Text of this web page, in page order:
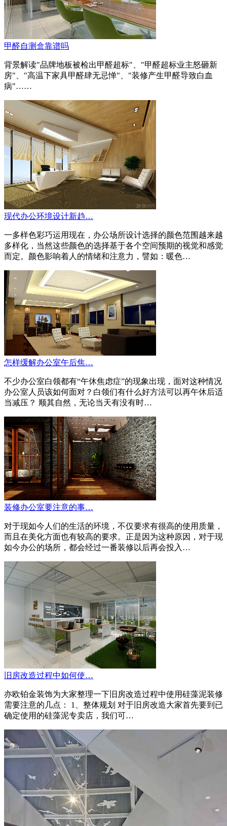
甲醛自测盒靠谱吗
背景解读"品牌地板被检出甲醛超标"、"甲醛超标业主怒砸新
房"、"高温下家具甲醛肆无忌惮"、"装修产生甲醛导致白血
病"……
现代办公环境设计新趋…
一多样色彩巧运用现在，办公场所设计选择的颜色范围越来越
多样化，当然这些颜色的选择基于各个空间预期的视觉和感觉
而定。颜色影响着人的情绪和注意力，譬如：暖色…
怎样缓解办公室午后焦…
不少办公室白领都有“午休焦虑症”的现象出现，面对这种情况
办公室人员该如何面对？白领们有什么好方法可以再午休后适
当减压？ 顺其自然，无论当天有没有时…
装修办公室要注意的事…
对于现如今人们的生活的环境，不仅要求有很高的使用质量，
而且在美化方面也有较高的要求。正是因为这种原因，对于现
如今办公的场所，都会经过一番装修以后再会投入…
旧房改造过程中如何使…
亦欧铂金装饰为大家整理一下旧房改造过程中使用硅藻泥装修
需要注意的几点： 1、整体规划 对于旧房改造大家首先要到已
确定使用的硅藻泥专卖店，我们可…